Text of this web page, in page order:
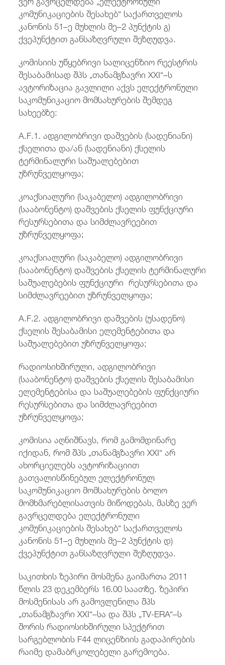
კომუნიკაციების შესახებ“ საქართველოს
კანონის 51–ე მუხლის მე–2 პუნქტის გ)
ქვეპუნქტით განსაზღვრული შეზღუდვა.
კომისიის უწყებრივი სალიცენზიო რეესტრის
შესაბამისად შპს „თანამგზავრი XXI“–ს
ავტორიზაცია გავლილი აქვს ელექტრონული
საკომუნიკაციო მომსახურების შემდეგ
სახეებზე:
A.F.1. ადგილობრივი დაშვების (სადენიანი)
ქსელითა და/ან (სადენიანი) ქსელის
ტერმინალური საშუალებებით
უზრუნველყოფა;
კოაქსიალური (საკაბელო) ადგილობრივი
(სააბონენტო) დაშვების ქსელის ფუნქციური
რესურსებითა და სიმძლავრეებით
უზრუნველყოფა;
კოაქსიალური (საკაბელო) ადგილობრივი
(სააბონენტო) დაშვების ქსელის ტერმინალური
საშუალებების ფუნქციური რესურსებითა და
სიმძლავრეებით უზრუნველყოფა;
A.F.2. ადგილობრივი დაშვების (უსადენო)
ქსელის შესაბამისი ელემენტებითა და
საშუალებებით უზრუნველყოფა;
რადიოსიხშირული, ადგილობრივი
(სააბონენტო) დაშვების ქსელის შესაბამისი
ელემენტებისა და საშუალებების ფუნქციური
რესურსებითა და სიმძლავრეებით
უზრუნველყოფა;
კომისია აღნიშნავს, რომ გამომდინარე
იქიდან, რომ შპს „თანამგზავრი XXI“ არ
ახორციელებს ავტორიზაციით
გათვალისწინებულ ელექტრონულ
საკომუნიკაციო მომსახურების ბოლო
მომხმარებლისათვის მიწოდებას, მასზე ვერ
გავრცელდება ელექტრონული
კომუნიკაციების შესახებ“ საქართველოს
კანონის 51–ე მუხლის მე–2 პუნქტის დ)
ქვეპუნქტით განსაზღვრული შეზღუდვა.
საკითხის ზეპირი მოსმენა გაიმართა 2011
წლის 23 დეკემბერს 16.00 საათზე. ზეპირი
მოსმენისას არ გამოვლენილა შპს
„თანამგზავრი XXI“–სა და შპს „TV-ERA“–ს
შორის რადიოსიხშირული სპექტრით
სარგებლობის F44 ლიცენზიის გადაპირების
რაიმე დამაბრკოლებელი გარემოება.